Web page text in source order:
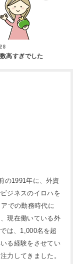
高すぎでした
の1991年に、外資
ジネスのイロハを
での勤務時代に
現在働いている外
は、1,000名を超
る経験をさせてい
力してきました。